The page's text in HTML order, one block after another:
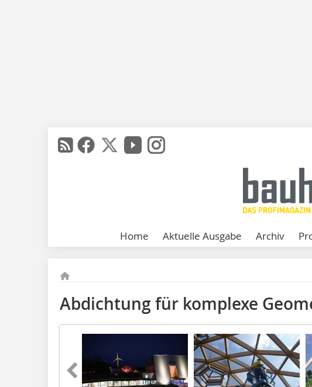
Home Aktuelle Ausgabe Archiv
Abdichtung für komplexe